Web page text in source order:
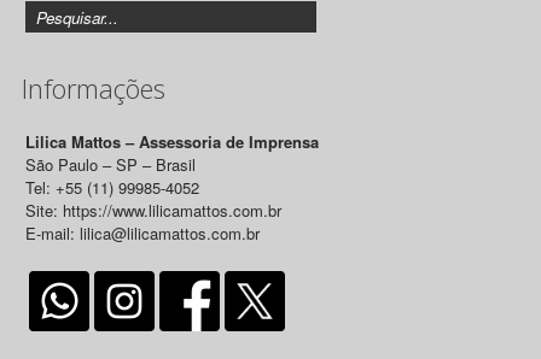
Informações
Lilica Mattos – Assessoria de Imprensa
São Paulo – SP – Brasil
Tel: +55 (11) 99985-4052
Site: https://www.lilicamattos.com.br
E-mail: lilica@lilicamattos.com.br